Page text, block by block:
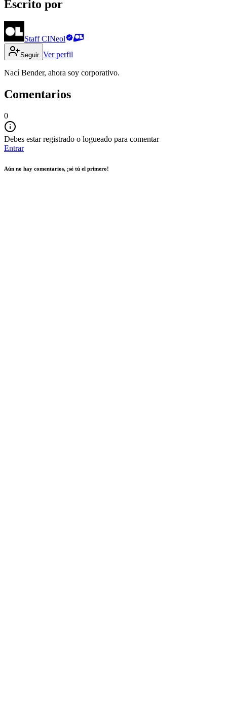
Escrito por
Staff CINeol
Seguir Ver perfil
Nací Bender, ahora soy corporativo.
Comentarios
0
Debes estar registrado o logueado para comentar
Entrar
Aún no hay comentarios, ¡sé tú el primero!